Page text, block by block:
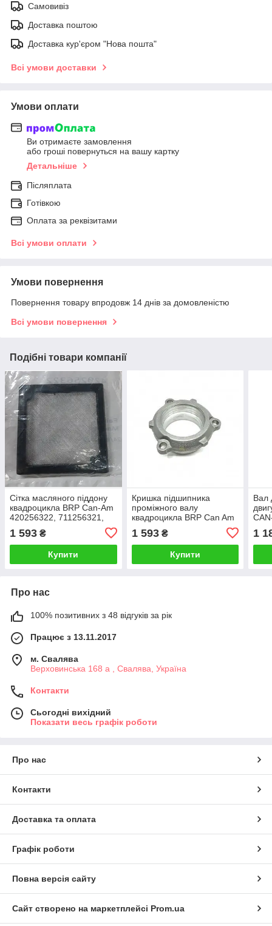
Самовивіз
Доставка поштою
Доставка кур'єром "Нова пошта"
Всі умови доставки
Умови оплати
Ви отримаєте замовлення
або гроші повернуться на вашу картку
Детальніше
Післяплата
Готівкою
Оплата за реквізитами
Всі умови оплати
Умови повернення
Повернення товару впродовж 14 днів за домовленістю
Всі умови повернення
Подібні товари компанії
Сітка масляного піддону
квадроцикла BRP Can-Am
420256322, 711256321,
1 593 ₴
Купити
Кришка підшипника
проміжного валу
квадроцикла BRP Can Am
1 593₴
Купити
Вал
1
Про нас
100% позитивних з 48 відгуків за рік
Працює з 13.11.2017
м. Свалява
Верховинська 168 а , Свалява, Україна
Контакти
Сьогодні вихідний
Показати весь графік роботи
Про нас
Контакти
Доставка та оплата
Графік роботи
Повна версія сайту
Сайт створено на маркетплейсі Prom.ua